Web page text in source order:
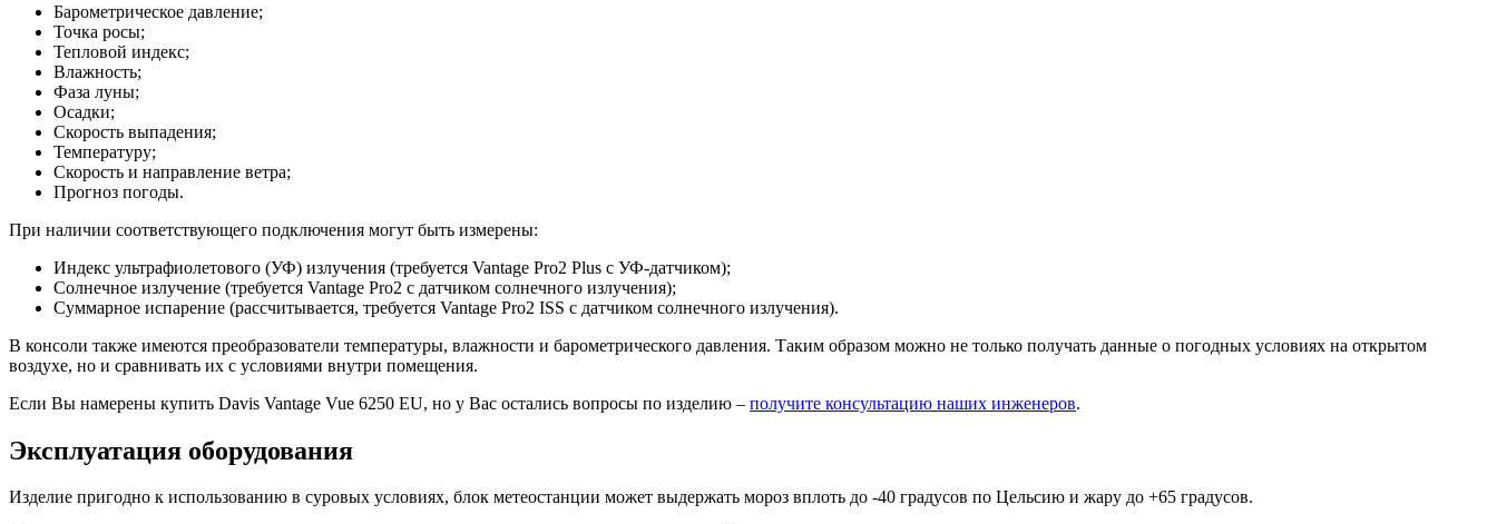
Барометрическое давление;
Точка росы;
Тепловой индекс;
Влажность;
Фаза луны;
Осадки;
Скорость выпадения;
Температуру;
Скорость и направление ветра;
Прогноз погоды.
При наличии соответствующего подключения могут быть измерены:
Индекс ультрафиолетового (УФ) излучения (требуется Vantage Pro2 Plus с УФ-датчиком);
Солнечное излучение (требуется Vantage Pro2 с датчиком солнечного излучения);
Суммарное испарение (рассчитывается, требуется Vantage Pro2 ISS с датчиком солнечного излучения).
В консоли также имеются преобразователи температуры, влажности и барометрического давления. Таким образом можно не только получать данные о погодных условиях на открытом
воздухе, но и сравнивать их с условиями внутри помещения.
Если Вы намерены купить Davis Vantage Vue 6250 EU, но у Вас остались вопросы по изделию – получите консультацию наших инженеров.
Эксплуатация оборудования
Изделие пригодно к использованию в суровых условиях, блок метеостанции может выдержать мороз вплоть до -40 градусов по Цельсию и жару до +65 градусов.